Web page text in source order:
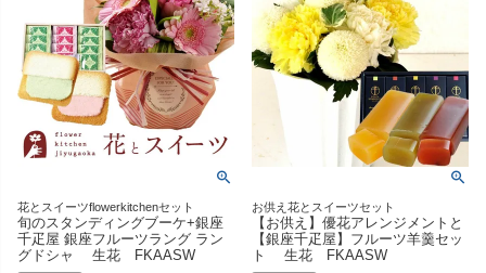
花とスイーツflowerkitchenセット
旬のスタンディングブーケ+銀座
千疋屋 銀座フルーツラング ラン
グドシャ 生花 FKAASW
お供え花とスイーツセット
【お供え】優花アレンジメントと
【銀座千疋屋】フルーツ羊羹セッ
ト 生花 FKAASW